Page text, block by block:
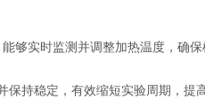
够实时监测并调整加热温度，确
持稳定，有效缩短实验周期，提